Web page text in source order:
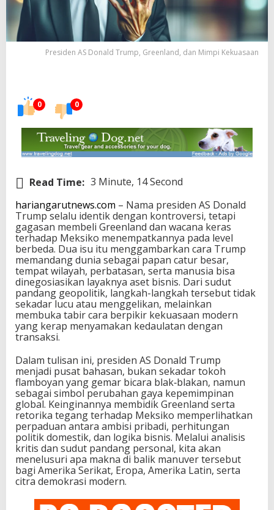
Presiden AS Donald Trump, Greenland, dan Mimpi Kekuasaan
0 0
Read Time: 3 Minute, 14 Second
hariangarutnews.com – Nama presiden AS Donald
Trump selalu identik dengan kontroversi, tetapi
gagasan membeli Greenland dan wacana keras
terhadap Meksiko menempatkannya pada level
berbeda. Dua isu itu menggambarkan cara Trump
memandang dunia sebagai papan catur besar,
tempat wilayah, perbatasan, serta manusia bisa
dinegosiasikan layaknya aset bisnis. Dari sudut
pandang geopolitik, langkah-langkah tersebut tidak
sekadar lucu atau menggelikan, melainkan
membuka tabir cara berpikir kekuasaan modern
yang kerap menyamakan kedaulatan dengan
transaksi.
Dalam tulisan ini, presiden AS Donald Trump
menjadi pusat bahasan, bukan sekadar tokoh
flamboyan yang gemar bicara blak‑blakan, namun
sebagai simbol perubahan gaya kepemimpinan
global. Keinginannya membidik Greenland serta
retorika tegang terhadap Meksiko memperlihatkan
perpaduan antara ambisi pribadi, perhitungan
politik domestik, dan logika bisnis. Melalui analisis
kritis dan sudut pandang personal, kita akan
menelusuri apa makna di balik manuver tersebut
bagi Amerika Serikat, Eropa, Amerika Latin, serta
citra demokrasi modern.